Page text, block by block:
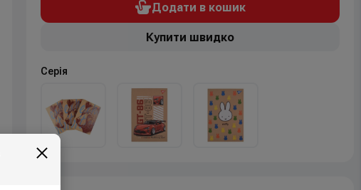
Додати в кошик
Купити швидко
Серія